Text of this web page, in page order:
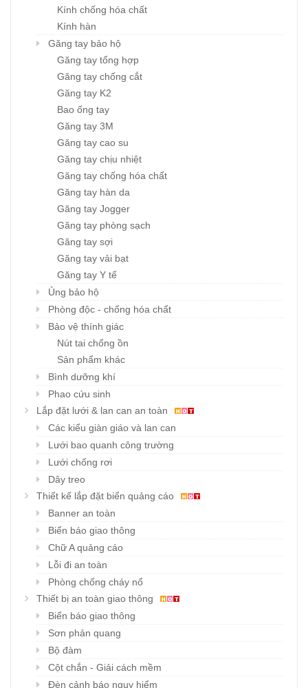
Kính chống hóa chất
Kính hàn
Găng tay bảo hộ
Găng tay tổng hợp
Găng tay chống cắt
Găng tay K2
Bao ống tay
Găng tay 3M
Găng tay cao su
Găng tay chịu nhiệt
Găng tay chống hóa chất
Găng tay hàn da
Găng tay Jogger
Găng tay phòng sạch
Găng tay sợi
Găng tay vải bạt
Găng tay Y tế
Ủng bảo hộ
Phòng độc - chống hóa chất
Bảo vệ thính giác
Nút tai chống ồn
Sản phẩm khác
Bình dưỡng khí
Phao cứu sinh
Lắp đặt lưới & lan can an toàn
Các kiểu giàn giáo và lan can
Lưới bao quanh công trường
Lưới chống rơi
Dây treo
Thiết kế lắp đặt biển quảng cáo
Banner an toàn
Biển báo giao thông
Chữ A quảng cáo
Lỗi đi an toàn
Phòng chống cháy nổ
Thiết bị an toàn giao thông
Biển báo giao thông
Sơn phản quang
Bộ đàm
Cột chắn - Giải cách mềm
Đèn cảnh báo nguy hiểm